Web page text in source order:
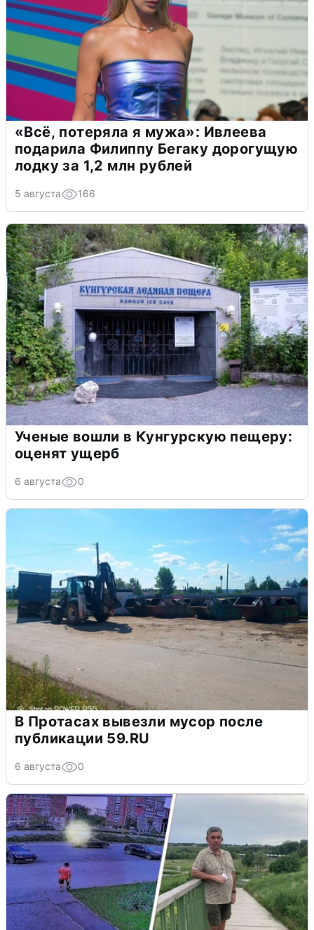
«Всё, потеряла я мужа»: Ивлеева
подарила Филиппу Бегаку дорогущую
лодку за 1,2 млн рублей
5 августа 166
Ученые вошли в Кунгурскую пещеру:
оценят ущерб
6 августа 0
В Протасах вывезли мусор после
публикации 59.RU
6 августа 0